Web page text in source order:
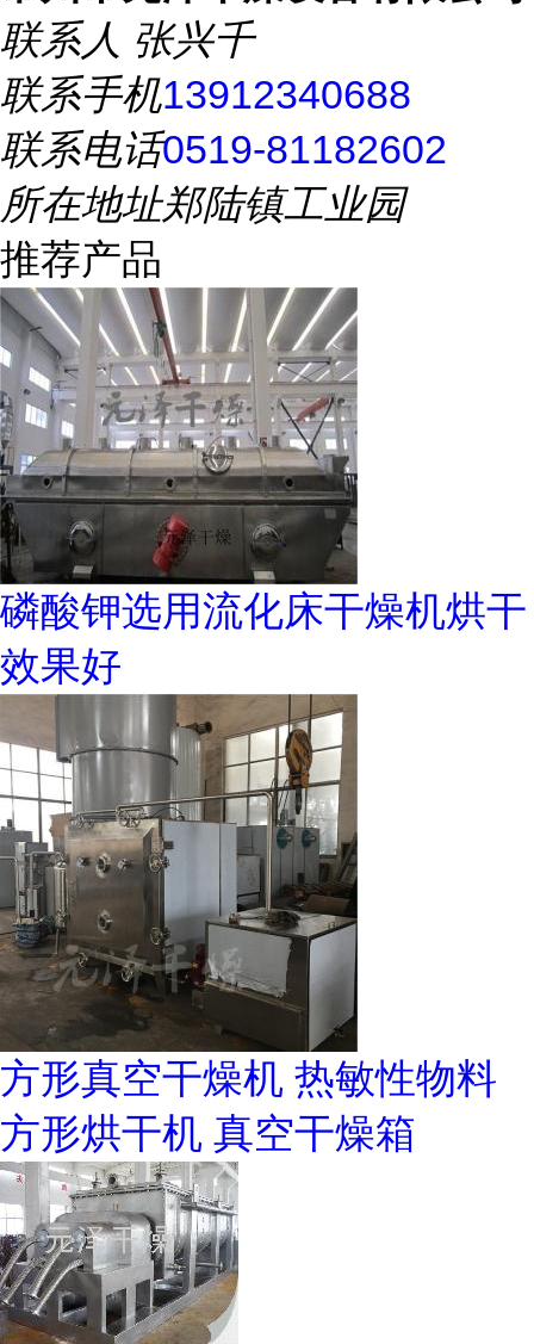
联系人 张兴千
联系手机13912340688
联系电话0519-81182602
所在地址郑陆镇工业园
推荐产品
磷酸钾选用流化床干燥机烘干
效果好
方形真空干燥机 热敏性物料
方形烘干机 真空干燥箱